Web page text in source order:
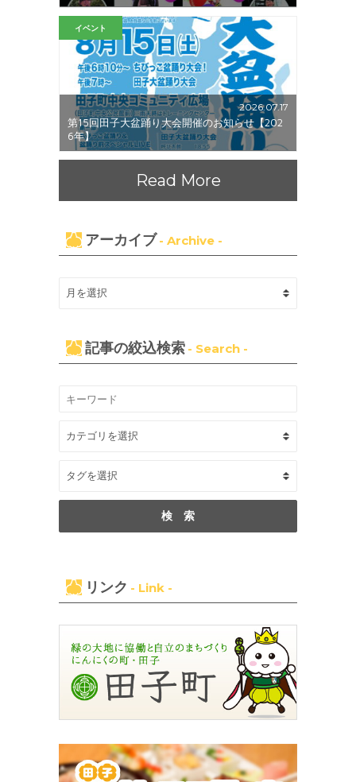
イベント
2026.07.17
第15回田子大盆踊り大会開催のお知らせ【202
6年】
Read More
アーカイブ - Archive -
記事の絞込検索 - Search -
リンク - Link -